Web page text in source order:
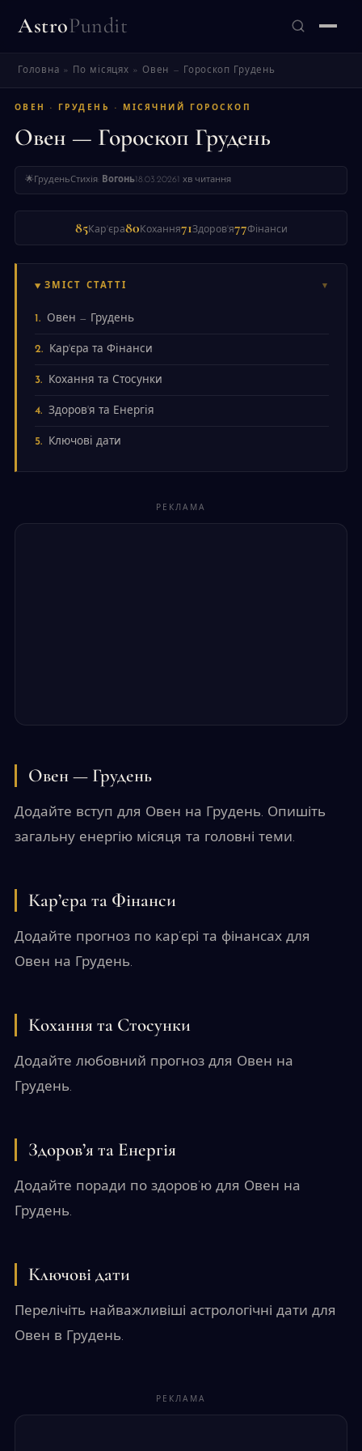
AstroPundit
Головна » По місяцях »Овен — Гороскоп Грудень
ОВЕН · ГРУДЕНЬ · МІСЯЧНИЙ ГОРОСКОП
Овен — Гороскоп Грудень
🌟 ГруденьСтихія: Вогонь18.03.20261 хв читання
85Кар'єра80 Кохання71Здоров'я77Фінанси
ЗМІСТ СТАТТІ
Овен — Грудень
Кар'єра та Фінанси
Кохання та Стосунки
Здоров'я та Енергія
Ключові дати
РЕКЛАМА
Овен — Грудень
Додайте вступ для Овен на Грудень. Опишіть
загальну енергію місяця та головні теми.
Кар’єра та Фінанси
Додайте прогноз по кар’єрі та фінансах для
Овен на Грудень.
Кохання та Стосунки
Додайте любовний прогноз для Овен на
Грудень.
Здоров’я та Енергія
Додайте поради по здоров’ю для Овен на
Грудень.
Ключові дати
Перелічіть найважливіші астрологічні дати для
Овен в Грудень.
РЕКЛАМА